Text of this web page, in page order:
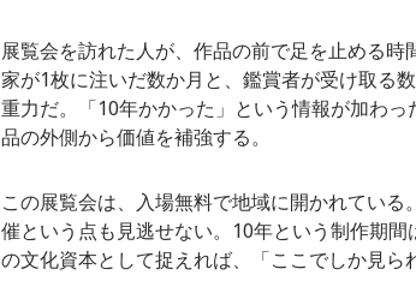
展覧会を訪れた人が、作品の前で足を止める
家が1枚に注いだ数か月と、鑑賞者が受け取る
重力だ。「10年かかった」という情報が加わ
品の外側から価値を補強する。
この展覧会は、入場無料で地域に開かれてい
催という点も見逃せない。10年という制作期
の文化資本として捉えれば、「ここでしか見ら